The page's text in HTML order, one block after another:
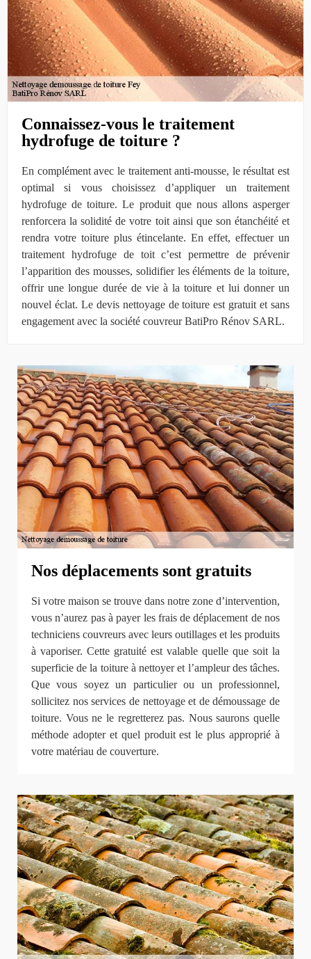
Connaissez-vous le traitement
hydrofuge de toiture ?
En complément avec le traitement anti-mousse, le résultat est
optimal si vous choisissez d’appliquer un traitement
hydrofuge de toiture. Le produit que nous allons asperger
renforcera la solidité de votre toit ainsi que son étanchéité et
rendra votre toiture plus étincelante. En effet, effectuer un
traitement hydrofuge de toit c’est permettre de prévenir
l’apparition des mousses, solidifier les éléments de la toiture,
offrir une longue durée de vie à la toiture et lui donner un
nouvel éclat. Le devis nettoyage de toiture est gratuit et sans
engagement avec la société couvreur BatiPro Rénov SARL.
Nos déplacements sont gratuits
Si votre maison se trouve dans notre zone d’intervention,
vous n’aurez pas à payer les frais de déplacement de nos
techniciens couvreurs avec leurs outillages et les produits
à vaporiser. Cette gratuité est valable quelle que soit la
superficie de la toiture à nettoyer et l’ampleur des tâches.
Que vous soyez un particulier ou un professionnel,
sollicitez nos services de nettoyage et de démoussage de
toiture. Vous ne le regretterez pas. Nous saurons quelle
méthode adopter et quel produit est le plus approprié à
votre matériau de couverture.